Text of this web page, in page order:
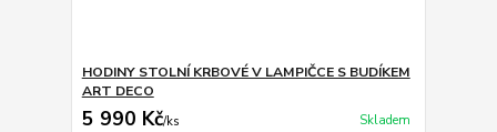
HODINY STOLNÍ KRBOVÉ V LAMPIČCE S BUDÍKEM
ART DECO
5 990 Kč/ks Skladem